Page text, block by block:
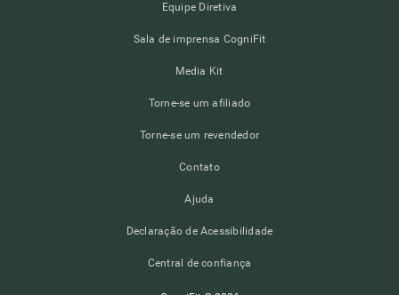
Equipe Diretiva
Sala de imprensa CogniFit
Media Kit
Torne-se um afiliado
Torne-se um revendedor
Contato
Ajuda
Declaração de Acessibilidade
Central de confiança